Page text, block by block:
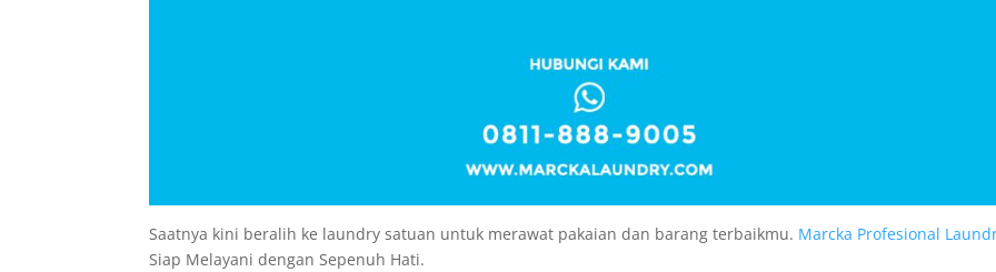
Saatnya kini beralih ke laundry satuan untuk merawat pakaian dan barang terbaikmu. Marcka Profesional
Siap Melayani dengan Sepenuh Hati.